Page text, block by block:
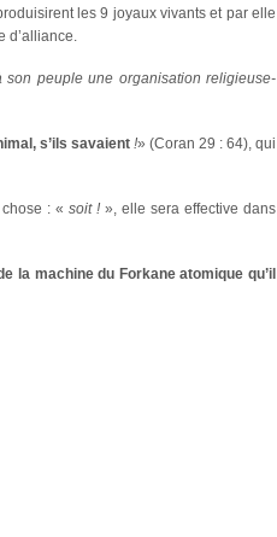
les 9 joyaux vivants et par elle
d’alliance.
peuple une organisation religieuse-
s’ils savaient !» (Coran 29 : 64), qui
: « soit !», elle sera effective dans
la machine du Forkane atomique qu’il